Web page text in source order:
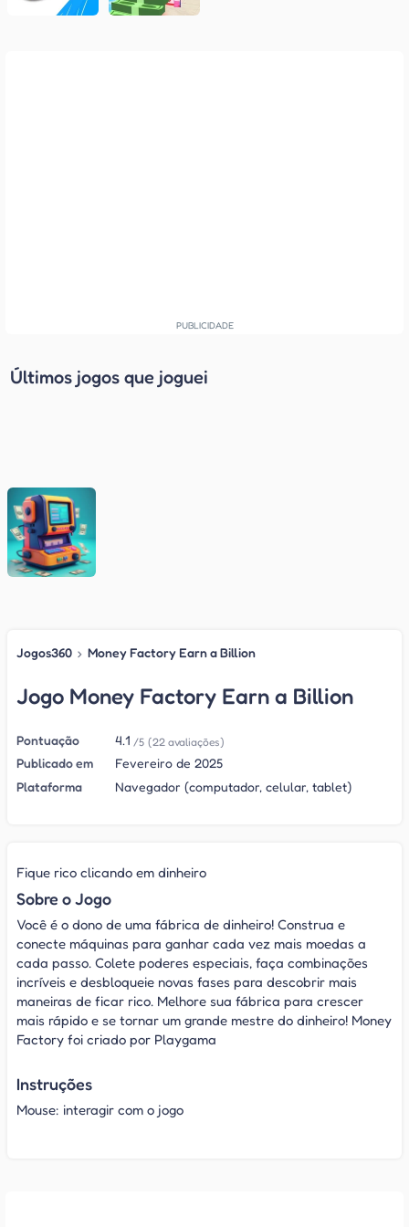
Últimos jogos que joguei
Jogos360 › Money Factory Earn a Billion
Jogo Money Factory Earn a Billion
Pontuação 4.1 /5 (22 avaliações)
Publicado em
Fevereiro de 2025
Plataforma
Navegador (computador, celular, tablet)
Fique rico clicando em dinheiro
Sobre o Jogo
Você é o dono de uma fábrica de dinheiro! Construa e
conecte máquinas para ganhar cada vez mais moedas a
cada passo. Colete poderes especiais, faça combinações
incríveis e desbloqueie novas fases para descobrir mais
maneiras de ficar rico. Melhore sua fábrica para crescer
mais rápido e se tornar um grande mestre do dinheiro! Money
Factory foi criado por Playgama
Instruções
Mouse: interagir com o jogo